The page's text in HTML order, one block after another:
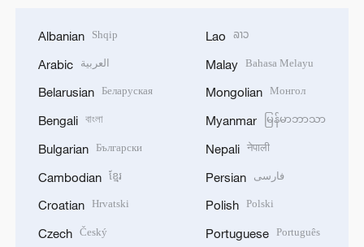
Albanian Shqip
Arabic العربية
Belarusian Беларуская
Bengali বাংলা
Bulgarian Български
Cambodian ខ្មែរ
Croatian Hrvatski
Czech Český
Lao ລາວ
Malay Bahasa Melayu
Mongolian Монгол
Myanmar မြန်မာဘာသာ
Nepali नेपाली
Persian فارسی
Polish Polski
Portuguese Português